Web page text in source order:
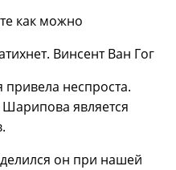
как можно
Винсент Ван Гог
привела неспроста.
является
он при нашей